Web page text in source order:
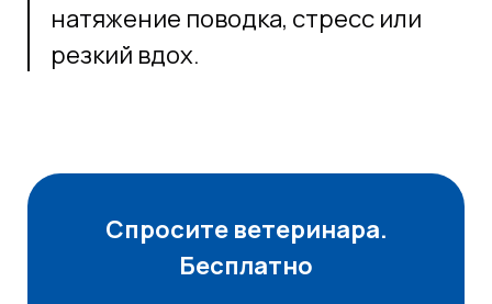
натяжение поводка, стресс или
резкий вдох.
Спросите ветеринара.
Бесплатно